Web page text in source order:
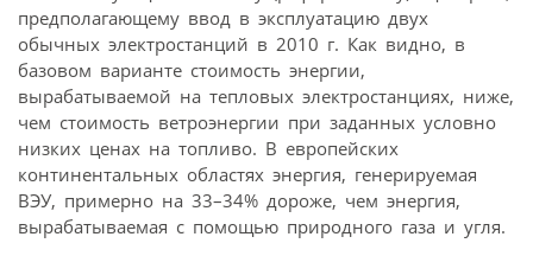
предполагающему ввод в эксплуатацию двух
обычных электростанций в 2010 г. Как видно, в
базовом варианте стоимость энергии,
вырабатываемой на тепловых электростанциях, ниже,
чем стоимость ветроэнергии при заданных условно
низких ценах на топливо. В европейских
континентальных областях энергия, генерируемая
ВЭУ, примерно на 33–34% дороже, чем энергия,
вырабатываемая с помощью природного газа и угля.